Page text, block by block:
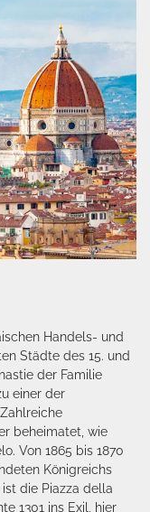
Handels- und
Städte des 15. und
der Familie
einer der
beheimatet, wie
Von 1865 bis 1870
Königreichs
die Piazza della
1301 ins Exil, hier